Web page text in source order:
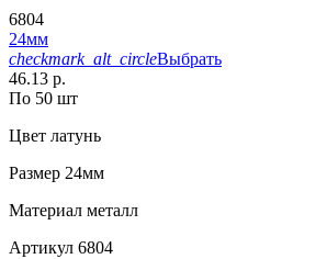
6804
24мм
checkmark_alt_circleВыбрать
46.13 р.
По 50 шт
Цвет латунь
Размер 24мм
Материал металл
Артикул 6804